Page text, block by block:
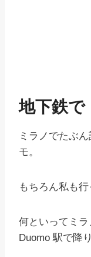
地下鉄で
ミラノでたぶ
モ。
もちろん私も
何といってミ
Duomo 駅で降